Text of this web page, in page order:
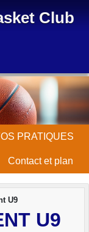
Club
PRATIQUES
Contact et plan
U9
U9